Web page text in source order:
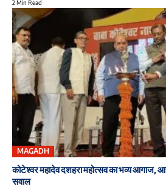
2 Min Read
MAGADH
कोटेश्वर महादेव दशहरा महोत्सव का भव्य आगाज,
सवाल